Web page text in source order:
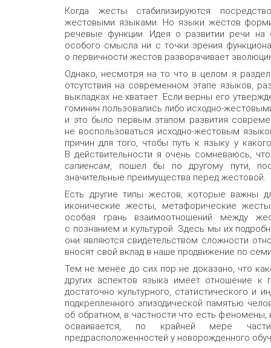
Когда жесты стабилизируются
жестовыми языками. Но языки жестов
речевые функции. Идея о развитии речи
особого смысла ни с точки зрения
о первичности жестов разворачивает
Однако, несмотря на то что в целом я
отсутствия на современном этапе языков,
выкладках не хватает. Если верны его
гоминин пользовались либо исходно-
и это было первым этапом развития
не воспользоваться исходно-жестовым
причин для того, чтобы путь к языку у
В действительности я очень сомневаюсь,
сапиенсам, пошел бы по другому пути,
значительные преимущества перед жестовой.
Есть другие типы жестов, которые важны
иконические жесты, метафорические
особая грань взаимоотношений между
с познанием и культурой. Здесь мы их
они являются свидетельством сложности
вносят свой вклад в наше продвижение по
Тем не менее до сих пор не доказано, что
других аспектов языка имеет отношение к
достаточно культурного, статистического и
подкрепленного эпизодической памятью
об обратном, в частности что есть
осваивается, по крайней мере
предрасположенностей у новорожденного